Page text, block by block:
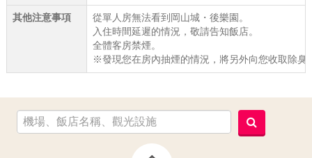
其他注意事項
從單人房無法看到岡山城・後樂園。
入住時間延遲的情況，敬請告知飯店。
全體客房禁煙。
※發現您在房內抽煙的情況，將另外向您收取除臭